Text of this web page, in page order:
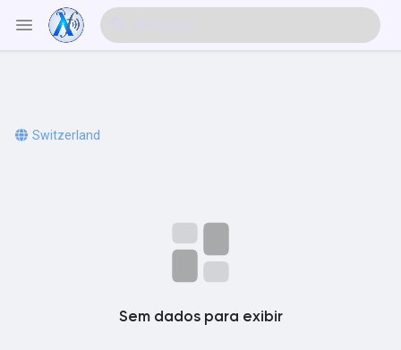
Explorar Artigos & Publicações
Switzerland
Sem dados para exibir